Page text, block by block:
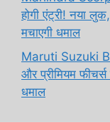
होगी एंट्री! नया
मचाएगी धमाल
Maruti Suzuki
और प्रीमियम
धमाल